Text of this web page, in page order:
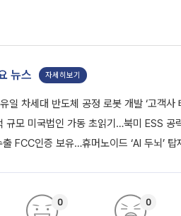
뉴스 자세히보기
일 차세대 반도체 공정 로봇 개발 ‘고객사
규모 미국법인 가동 초읽기…북미 ESS 공
FCC인증 보유…휴머노이드 ‘AI 두뇌’ 탑
0 0